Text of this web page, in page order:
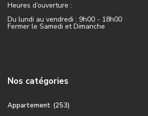
Heures d’ouverture :
Du lundi au vendredi : 9h00 - 18h00
Fermer le Samedi et Dimanche
Nos catégories
Appartement (253)